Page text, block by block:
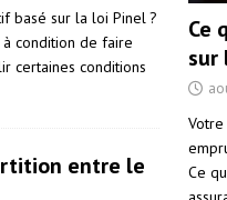
basé sur la loi Pinel ?
condition de faire
certaines conditions
entre le
Ce
sur
Ce